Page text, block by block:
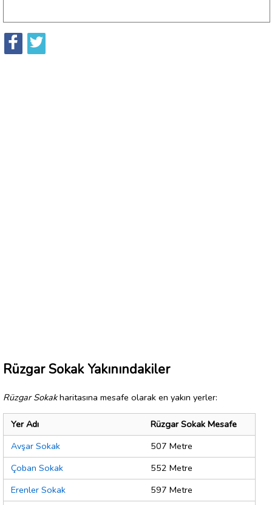
Rüzgar Sokak Yakınındakiler
Rüzgar Sokakharitasına mesafe olarak en yakın yerler:
Yer Adı
Rüzgar Sokak Mesafe
Avşar Sokak
507 Metre
Çoban Sokak
552 Metre
Erenler Sokak
597 Metre